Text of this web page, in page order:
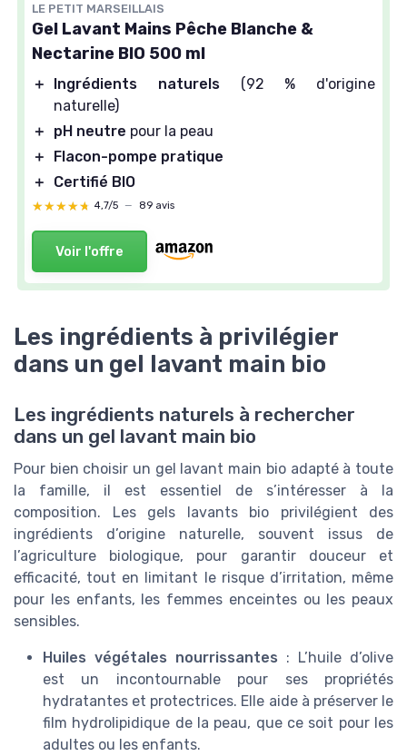
LE PETIT MARSEILLAIS
Gel Lavant Mains Pêche Blanche &
Nectarine BIO 500 ml
＋ Ingrédients naturels(92 % d'origine
naturelle)
＋
pH neutre pour la peau
＋
Flacon-pompe pratique
＋
Certifié BIO
★★★★★
★★★★★ 4,7/5 — 89 avis
Voir l'offre
Les ingrédients à privilégier
dans un gel lavant main bio
Les ingrédients naturels à rechercher
dans un gel lavant main bio
Pour bien choisir un gel lavant main bio adapté à toute
la famille, il est essentiel de s’intéresser à la
composition. Les gels lavants bio privilégient des
ingrédients d’origine naturelle, souvent issus de
l’agriculture biologique, pour garantir douceur et
efficacité, tout en limitant le risque d’irritation, même
pour les enfants, les femmes enceintes ou les peaux
sensibles.
Huiles végétales nourrissantes : L’huile d’olive
est un incontournable pour ses propriétés
hydratantes et protectrices. Elle aide à préserver le
film hydrolipidique de la peau, que ce soit pour les
adultes ou les enfants.